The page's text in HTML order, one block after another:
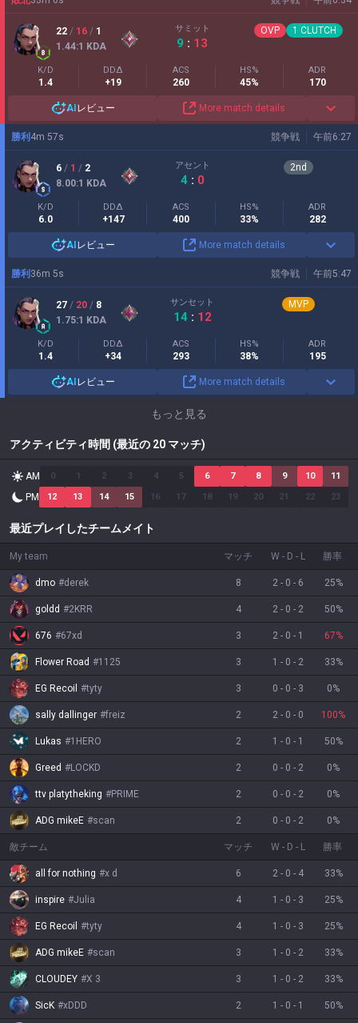
22 / 16 / 1
1.44:1 KDA
サミット
9 : 13
OVP 1 CLUTCH
K/D
1.4
DDΔ
+19
ACS
260
HS%
45%
ADR
170
AIレビュー More match details
競争戦 午前6:27
勝利 4m 57s
6 / 1 / 2
8.00:1 KDA
アセント
4 : 0
2nd
K/D
6.0
DDΔ
+147
ACS
400
HS%
33%
ADR
282
AIレビュー More match details
競争戦 午前5:47
勝利 36m 5s
27 / 20 / 8
1.75:1 KDA
サンセット
14 : 12
MVP
K/D
1.4
DDΔ
+34
ACS
293
HS%
38%
ADR
195
AIレビュー More match details
もっと見る
アクティビティ時間 (最近の 20 マッチ)
AM 0 1 2 3 4 5 6 7 8 9 10 11
PM 12 13 14 15 16 17 18 19 20 21 22 23
最近プレイしたチームメイト
My team マッチ W- D - L 勝率
dmo #derek 8 2- 0 - 6 25%
goldd #2KRR 4 2- 0 - 2 50%
676 #67xd 3 2- 0 - 1 67%
Flower Road #1125 3 1 - 0 - 2 33%
EG Recoil #tyty 3 0 - 0 - 3 0%
sally dallinger #freiz 2 2- 0 - 0 100%
Lukas #1HERO 2 1 - 0 - 1 50%
Greed #LOCKD 2 0 - 0 - 2 0%
ttv platytheking #PRIME 2 0 - 0 - 2 0%
ADG mikeE #scan 2 0 - 0 - 2 0%
敵チーム マッチ W- D - L 勝率
all for nothing #x d 6 2- 0 - 4 33%
inspire #Julia 4 1 - 0 - 3 25%
EG Recoil #tyty 4 1 - 0 - 3 25%
ADG mikeE #scan 3 1 - 0 - 2 33%
CLOUDEY #X 3 3 1 - 0 - 2 33%
SicK #xDDD 2 1 - 0 - 1 50%